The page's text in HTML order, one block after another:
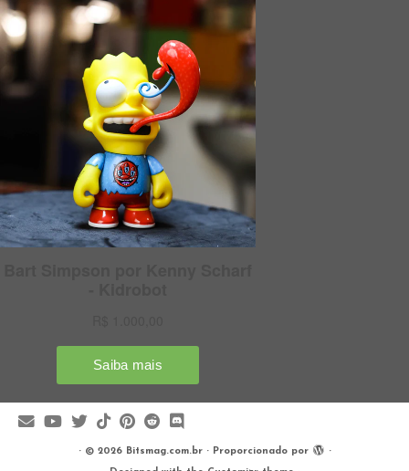
· © 2026 Bitsmag.com.br· Proporcionado por ·